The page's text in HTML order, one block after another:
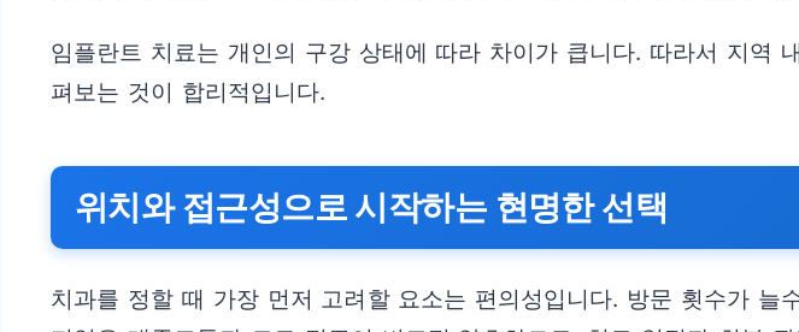
임플란트 치료는 개인의 구강 상태에 따라 차이가 큽니다. 따라서 지역
펴보는 것이 합리적입니다.
위치와 접근성으로 시작하는 현명한 선택
치과를 정할 때 가장 먼저 고려할 요소는 편의성입니다. 방문 횟수가